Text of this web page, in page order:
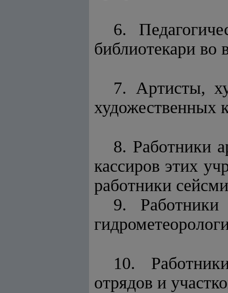
6.
библиотекари во
7. Артисты,
художественных
8. Работники
кассиров этих
работники
9. Работники
10.
отрядов и